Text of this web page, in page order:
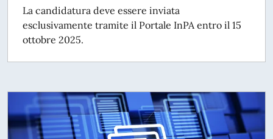
La candidatura deve essere inviata
esclusivamente tramite il Portale InPA entro il 15
ottobre 2025.